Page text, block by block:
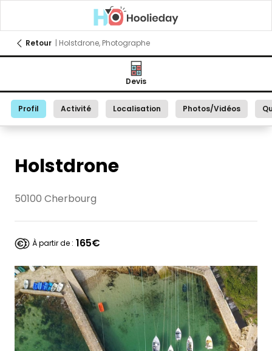
Retour | Holstdrone, Photographe
Devis
Profil Activité Localisation Photos/Vidéos
Holstdrone
50100 Cherbourg
À partir de : 165€